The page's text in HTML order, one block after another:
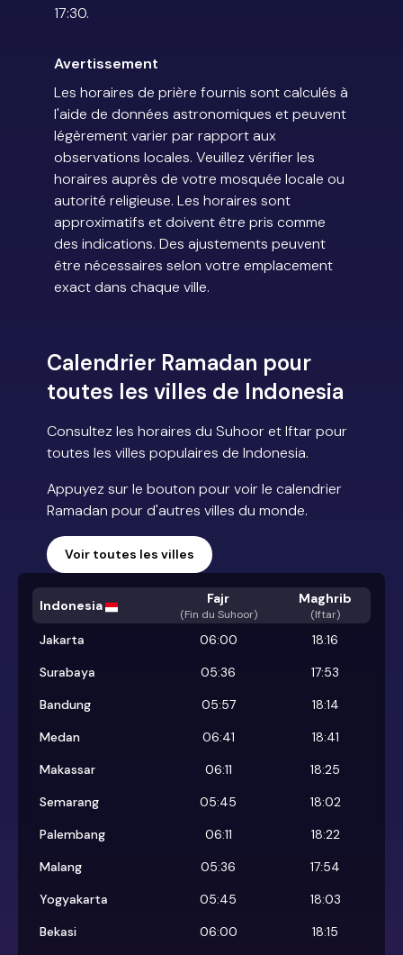
17:30.
Avertissement
Les horaires de prière fournis sont calculés à
l'aide de données astronomiques et peuvent
légèrement varier par rapport aux
observations locales. Veuillez vérifier les
horaires auprès de votre mosquée locale ou
autorité religieuse. Les horaires sont
approximatifs et doivent être pris comme
des indications. Des ajustements peuvent
être nécessaires selon votre emplacement
exact dans chaque ville.
Calendrier Ramadan pour
toutes les villes de Indonesia
Consultez les horaires du Suhoor et Iftar pour
toutes les villes populaires de Indonesia.
Appuyez sur le bouton pour voir le calendrier
Ramadan pour d'autres villes du monde.
Voir toutes les villes
Indonesia Fajr
(Fin du Suhoor)
Maghrib
(Iftar)
Jakarta 06:00
18:16
Surabaya
05:36
17:53
Bandung
05:57
18:14
Medan
06:41
18:41
Makassar
06:11
18:25
Semarang
05:45
18:02
Palembang
06:11
18:22
Malang
05:36
17:54
Yogyakarta
05:45
18:03
Bekasi
06:00
18:15